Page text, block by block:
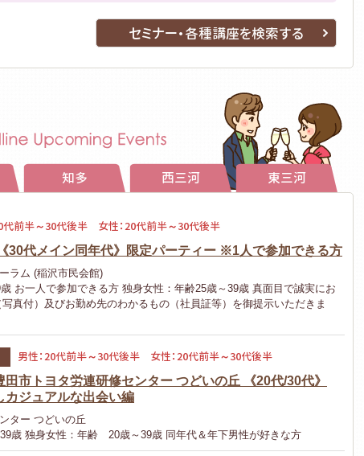
セミナー・各種講座を検索する
知多 西三河 東三河
代前半～30代後半 女性：20代前半～30代後半
30代メイン同年代》限定パーティー ※1人で参加できる方
ラム (稲沢市民会館)
お一人で参加できる方 独身女性：年齢25歳～39歳 真面目で誠実にお
真付）及びお勤め先のわかるもの（社員証等）を御提示いただきま
男性：20代前半～30代後半 女性：20代前半～30代後半
市トヨタ労連研修センター つどいの丘 《20代/30代》
カジュアルな出会い編
ター つどいの丘
歳 独身女性：年齢 20歳～39歳 同年代＆年下男性が好きな方